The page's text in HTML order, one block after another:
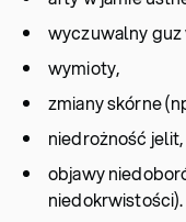
wyczuwalny guz
wymioty,
zmiany skórne
niedrożność
objawy
niedokrwistości).